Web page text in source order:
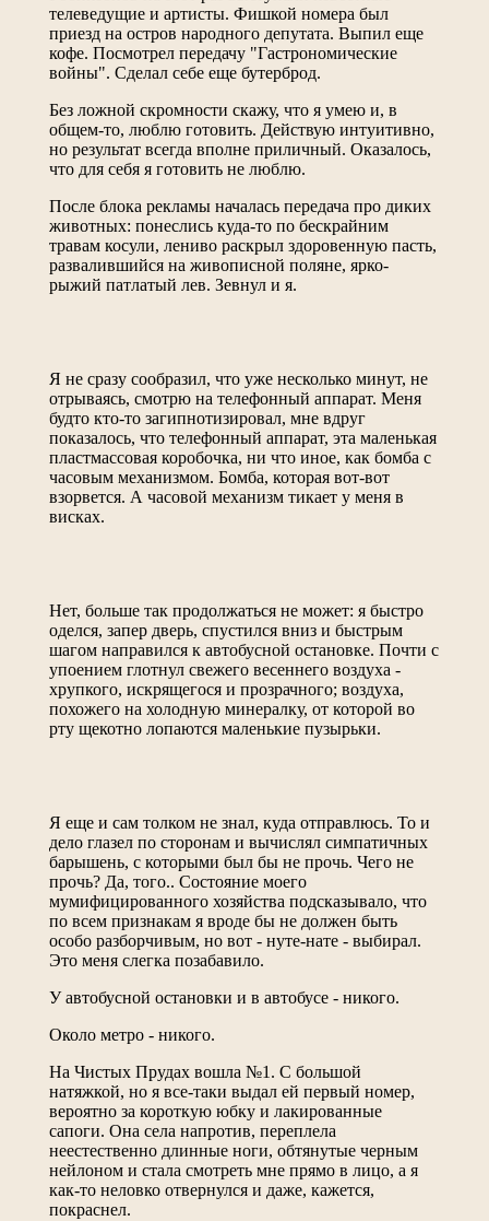
телеведущие и артисты. Фишкой номера был
приезд на остров народного депутата. Выпил еще
кофе. Посмотрел передачу "Гастрономические
войны". Сделал себе еще бутерброд.
Без ложной скромности скажу, что я умею и, в
общем-то, люблю готовить. Действую интуитивно,
но результат всегда вполне приличный. Оказалось,
что для себя я готовить не люблю.
После блока рекламы началась передача про диких
животных: понеслись куда-то по бескрайним
травам косули, лениво раскрыл здоровенную пасть,
развалившийся на живописной поляне, ярко-
рыжий патлатый лев. Зевнул и я.
Я не сразу сообразил, что уже несколько минут, не
отрываясь, смотрю на телефонный аппарат. Меня
будто кто-то загипнотизировал, мне вдруг
показалось, что телефонный аппарат, эта маленькая
пластмассовая коробочка, ни что иное, как бомба с
часовым механизмом. Бомба, которая вот-вот
взорвется. А часовой механизм тикает у меня в
висках.
Нет, больше так продолжаться не может: я быстро
оделся, запер дверь, спустился вниз и быстрым
шагом направился к автобусной остановке. Почти с
упоением глотнул свежего весеннего воздуха -
хрупкого, искрящегося и прозрачного; воздуха,
похожего на холодную минералку, от которой во
рту щекотно лопаются маленькие пузырьки.
Я еще и сам толком не знал, куда отправлюсь. То и
дело глазел по сторонам и вычислял симпатичных
барышень, с которыми был бы не прочь. Чего не
прочь? Да, того.. Состояние моего
мумифицированного хозяйства подсказывало, что
по всем признакам я вроде бы не должен быть
особо разборчивым, но вот - нуте-нате - выбирал.
Это меня слегка позабавило.
У автобусной остановки и в автобусе - никого.
Около метро - никого.
На Чистых Прудах вошла №1. С большой
натяжкой, но я все-таки выдал ей первый номер,
вероятно за короткую юбку и лакированные
сапоги. Она села напротив, переплела
неестественно длинные ноги, обтянутые черным
нейлоном и стала смотреть мне прямо в лицо, а я
как-то неловко отвернулся и даже, кажется,
покраснел.